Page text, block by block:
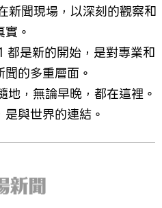
聞現場，以深刻的觀察和
。
是新的開始，是對專業和
的多重層面。
，無論早晚，都在這裡。
與世界的連結。